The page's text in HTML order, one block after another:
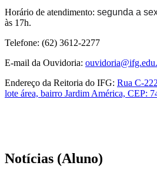
Horário de atendimento: segunda a
às 17h.
Telefone: (62) 3612-2277
E-mail da Ouvidoria:
Endereço da Reitoria do IFG: Rua C-
lote área, bairro Jardim América, CEP:
Notícias (Aluno)